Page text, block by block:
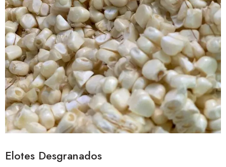
Elotes Desgranados